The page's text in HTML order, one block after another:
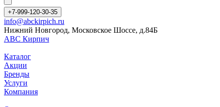
+7-999-120-30-35
info@abckirpich.ru
Нижний Новгород, Московское Шоссе, д.84Б
АВС Кирпич
Каталог
Акции
Бренды
Услуги
Компания